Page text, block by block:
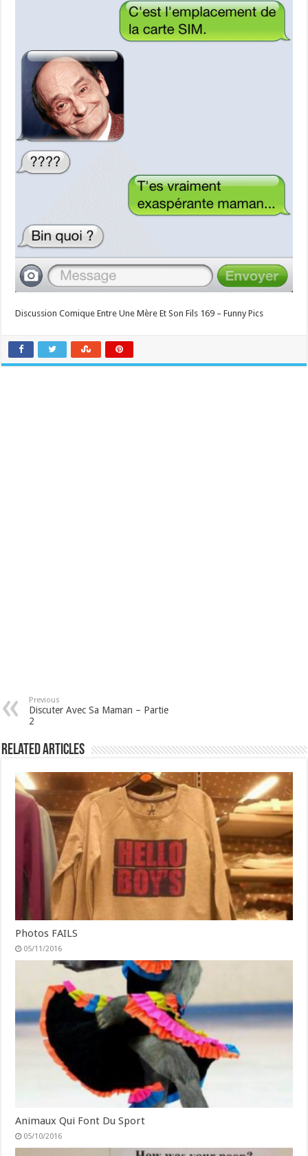
Discussion Comique Entre Une Mère Et Son Fils 169 – Funny Pics
Previous
Discuter Avec Sa Maman – Partie
2
Related Articles
Photos FAILS
05/11/2016
Animaux Qui Font Du Sport
05/10/2016